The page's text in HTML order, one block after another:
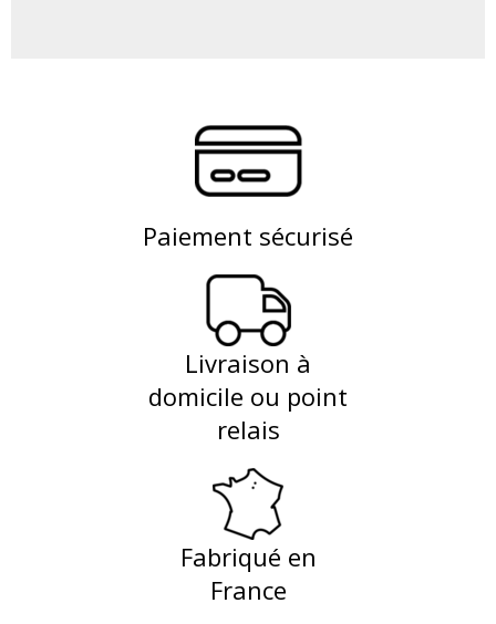
Paiement sécurisé
Livraison à
domicile ou point
relais
Fabriqué en
France